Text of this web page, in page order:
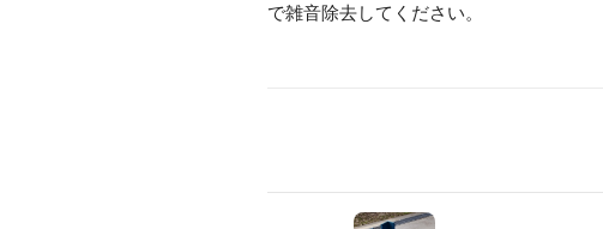
で雑音除去してください。